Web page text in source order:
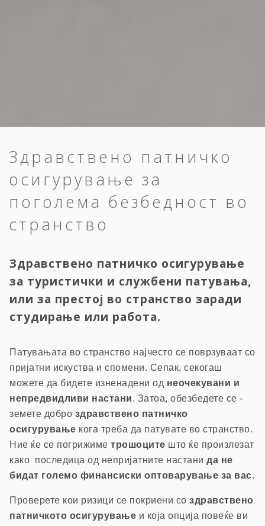
Здравствено патничко
осигурување за
поголема безбедност во
странство
Здравствено патничко осигурување
за туристички и службени патувања,
или за престој во странство заради
студирање или работа.
Патувањата во странство најчесто се поврзуваат со
пријатни искуства и спомени. Сепак, секогаш
можете да бидете изненадени од неочекувани и
непредвидливи настани. Затоа, обезбедете се -
земете добро здравствено патничко
осигурување кога треба да патувате во странство.
Ние ќе се погрижиме трошоците што ќе произлезат
како последица од непријатните настани да не
бидат големо финансиски оптоварување за вас.
Проверете кои ризици се покриени со здравствено
патничкото осигурување и која опција повеќе ви